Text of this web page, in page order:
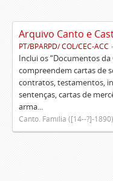
Arquivo Canto e
PT/BPARPD/ COL/CEC-ACC
Inclui os “Documentos
compreendem cartas de
contratos, testamentos,
sentenças, cartas de
arma...
Canto. Família ([14--?]-1890)